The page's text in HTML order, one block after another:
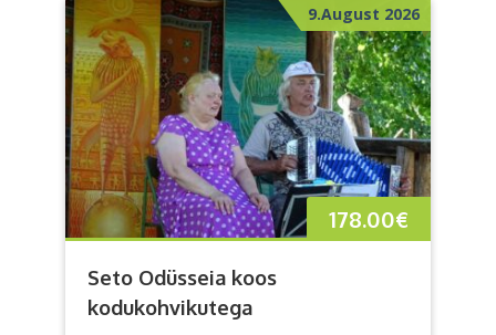
9.August 2026
178.00€
Seto Odüsseia koos
kodukohvikutega